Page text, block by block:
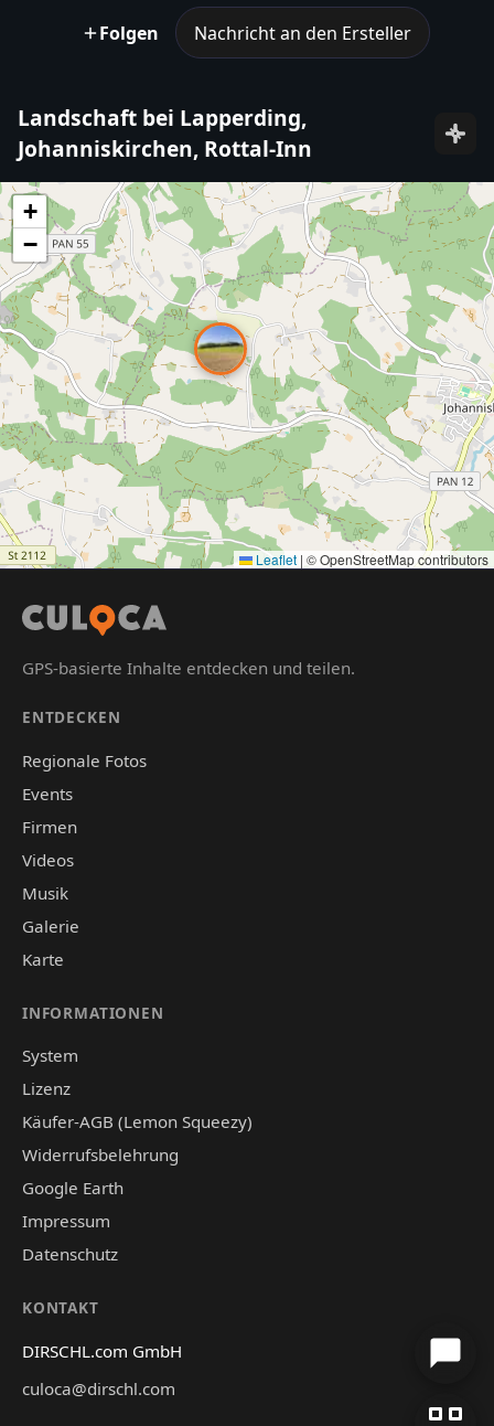
Folgen Nachricht an den Ersteller
Landschaft bei Lapperding,
Johanniskirchen, Rottal-Inn
+
−
Leaflet | © OpenStreetMap contributors
GPS-basierte Inhalte entdecken und teilen.
ENTDECKEN
Regionale Fotos
Events
Firmen
Videos
Musik
Galerie
Karte
INFORMATIONEN
System
Lizenz
Käufer-AGB (Lemon Squeezy)
Widerrufsbelehrung
Google Earth
Impressum
Datenschutz
KONTAKT
DIRSCHL.com GmbH
culoca@dirschl.com